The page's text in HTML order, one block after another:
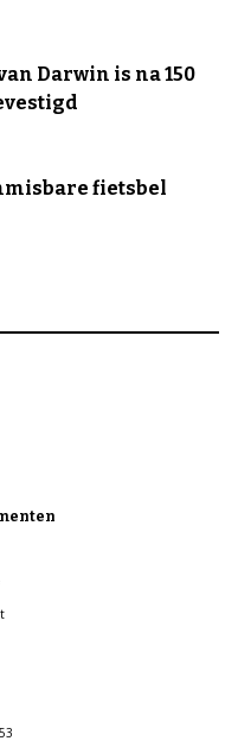
Darwin is na 150
fietsbel